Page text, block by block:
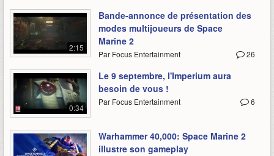
2:15
Bande-annonce de présentation des
modes multijoueurs de Space
Marine 2
26
Par Focus Entertainment
0:34
Le 9 septembre, l'Imperium aura
besoin de vous !
6
Par Focus Entertainment
Warhammer 40,000: Space Marine 2
illustre son gameplay